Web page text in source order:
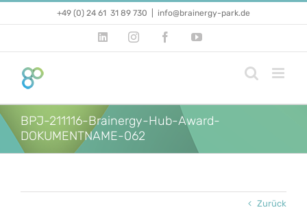
+49 (0) 24 61 31 89 730 info@brainergy-park.de
LinkedInInstagramFacebookYouTube
BPJ-211116-Brainergy-Hub-Award-
DOKUMENTNAME-062
Zurück